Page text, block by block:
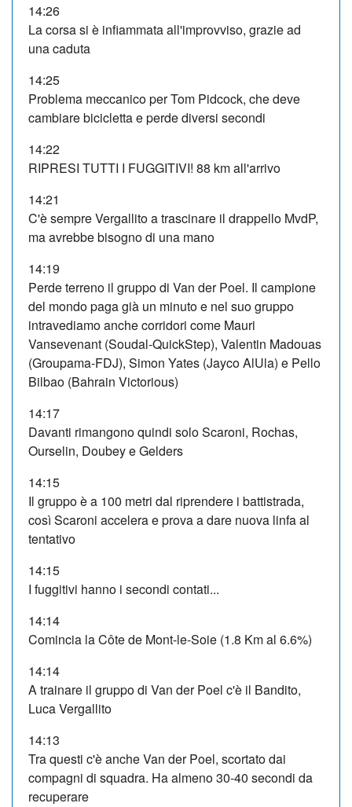
14:26
La corsa si è infiammata all'improvviso, grazie ad
una caduta
14:25
Problema meccanico per Tom Pidcock, che deve
cambiare bicicletta e perde diversi secondi
14:22
RIPRESI TUTTI I FUGGITIVI! 88 km all'arrivo
14:21
C'è sempre Vergallito a trascinare il drappello MvdP,
ma avrebbe bisogno di una mano
14:19
Perde terreno il gruppo di Van der Poel. Il campione
del mondo paga già un minuto e nel suo gruppo
intravediamo anche corridori come Mauri
Vansevenant (Soudal-QuickStep), Valentin Madouas
(Groupama-FDJ), Simon Yates (Jayco AlUla) e Pello
Bilbao (Bahrain Victorious)
14:17
Davanti rimangono quindi solo Scaroni, Rochas,
Ourselin, Doubey e Gelders
14:15
Il gruppo è a 100 metri dal riprendere i battistrada,
così Scaroni accelera e prova a dare nuova linfa al
tentativo
14:15
I fuggitivi hanno i secondi contati...
14:14
Comincia la Côte de Mont-le-Soie (1.8 Km al 6.6%)
14:14
A trainare il gruppo di Van der Poel c'è il Bandito,
Luca Vergallito
14:13
Tra questi c'è anche Van der Poel, scortato dai
compagni di squadra. Ha almeno 30-40 secondi da
recuperare